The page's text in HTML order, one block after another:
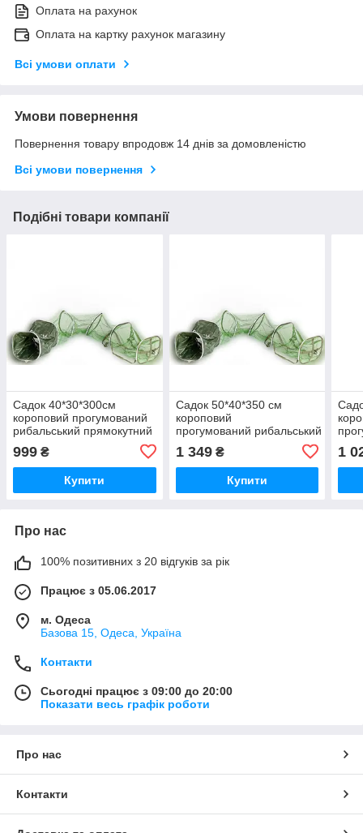
Оплата на рахунок
Оплата на картку рахунок магазину
Всі умови оплати
Умови повернення
Повернення товару впродовж 14 днів за домовленістю
Всі умови повернення
Подібні товари компанії
Садок 40*30*300см
короповий прогумований
рибальський прямокутний
999 ₴
Купити
Садок 50*40*350 см
короповий
прогумований рибальський
1 349₴
Купити
1
Про нас
100% позитивних з 20 відгуків за рік
Працює з 05.06.2017
м. Одеса
Базова 15, Одеса, Україна
Контакти
Сьогодні працює з 09:00 до 20:00
Показати весь графік роботи
Про нас
Контакти